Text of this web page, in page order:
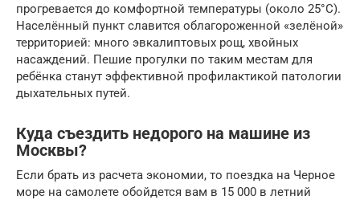
прогревается до комфортной температуры (около 25°C).
Населённый пункт славится облагороженной «зелёной»
территорией: много эвкалиптовых рощ, хвойных
насаждений. Пешие прогулки по таким местам для
ребёнка станут эффективной профилактикой патологии
дыхательных путей.
Куда съездить недорого на машине из
Москвы?
Если брать из расчета экономии, то поездка на Черное
море на самолете обойдется вам в 15 000 в летний